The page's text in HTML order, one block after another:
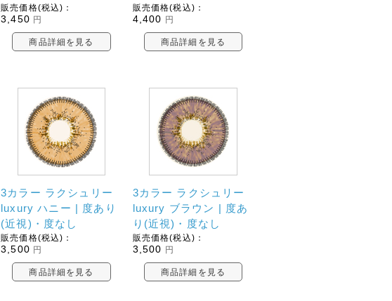
販売価格(税込)：
3,450 円
商品詳細を見る
販売価格(税込)：
4,400 円
商品詳細を見る
3カラー ラクシュリー
luxury ハニー | 度あり
(近視)・度なし
販売価格(税込)：
3,500 円
商品詳細を見る
3カラー ラクシュリー
luxury ブラウン | 度あ
り(近視)・度なし
販売価格(税込)：
3,500 円
商品詳細を見る